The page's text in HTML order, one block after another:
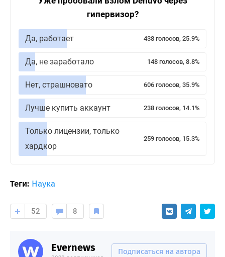
гипервизор?
Да, работает 438 голосов, 25.9%
Да, не заработало 148 голосов, 8.8%
Нет, страшновато 606 голосов, 35.9%
Лучше купить аккаунт 238 голосов, 14.1%
Только лицензии, только
хардкор
259 голосов, 15.3%
Теги: Наука
52 8
Evernews Подписаться на автора